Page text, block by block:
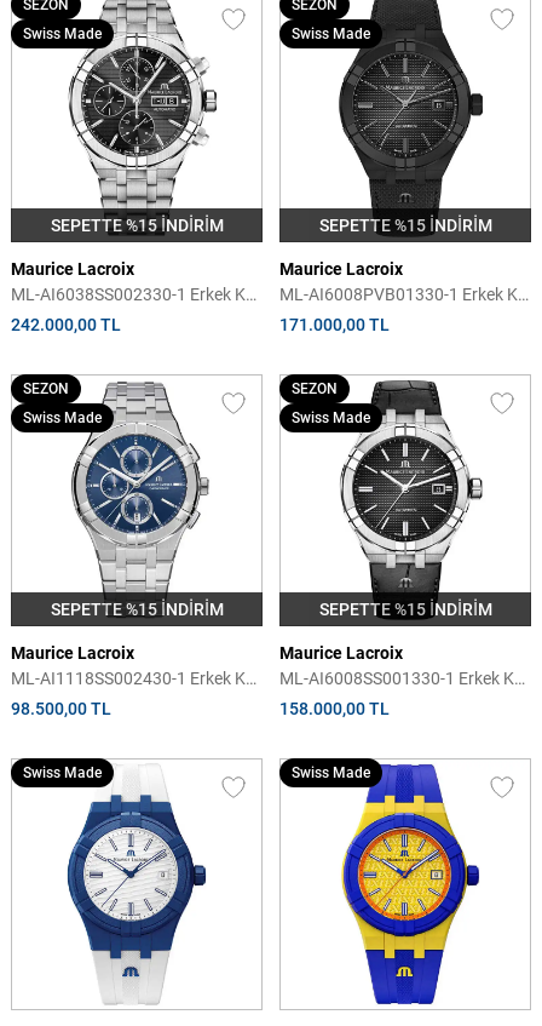
SEPETTE %15 İNDİRİM
SEZON
Swiss Made
Maurice Lacroix
ML-AI6038SS002330-1 Erkek Kol
Saati
242.000,00 TL
SEPETTE %15 İNDİRİM
SEZON
Swiss Made
Maurice Lacroix
ML-AI6008PVB01330-1 Erkek Kol
Saati
171.000,00 TL
SEPETTE %15 İNDİRİM
SEZON
Swiss Made
Maurice Lacroix
ML-AI1118SS002430-1 Erkek Kol
Saati
98.500,00 TL
SEPETTE %15 İNDİRİM
SEZON
Swiss Made
Maurice Lacroix
ML-AI6008SS001330-1 Erkek Kol
Saati
158.000,00 TL
Swiss Made Swiss Made